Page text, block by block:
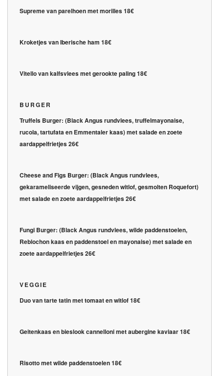
Supreme van parelhoen met morilles 18€
Kroketjes van Iberische ham 18€
Vitello van kalfsvlees met gerookte paling 18€
BURGER
Truffels Burger: (Black Angus rundvlees, truffelmayonaise,
rucola, tartufata en Emmentaler kaas) met salade en zoete
aardappelfrietjes 26€
Cheese and Figs Burger: (Black Angus rundvlees,
gekarameliseerde vijgen, gesneden witlof, gesmolten Roquefort)
met salade en zoete aardappelfrietjes 26€
Fungi Burger: (Black Angus rundvlees, wilde paddenstoelen,
Reblochon kaas en paddenstoel en mayonaise) met salade en
zoete aardappelfrietjes 26€
VEGGIE
Duo van tarte tatin met tomaat en witlof 18€
Geitenkaas en bieslook cannelloni met aubergine kaviaar 18€
Risotto met wilde paddenstoelen 18€